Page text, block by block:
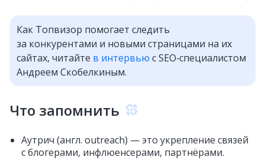
Как Топвизор помогает следить
за конкурентами и новыми страницами на их
сайтах, читайте в интервью с SEO‑специалистом
Андреем Скобелкиным.
Что запомнить
Аутрич (англ. outreach) — это укрепление связей
с блогерами, инфлюенсерами, партнёрами.